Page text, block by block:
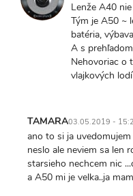
Lenže A40
Tým je A50 ~
batéria,
A s
Nehovoriac o
vlajkových
TAMARA03.05.2019 -
ano to si ja
neslo ale neviem sa len
starsieho nechcem nic
a A50 mi je velka..ja